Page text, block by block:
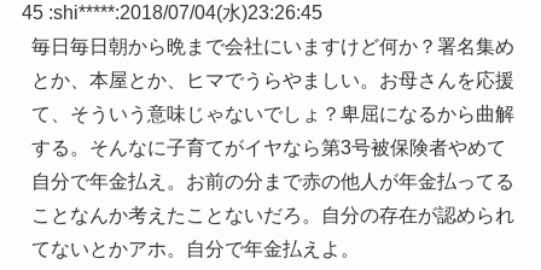
45 :shi*****:2018/07/04(水)23:26:45
毎日毎日朝から晩まで会社にいますけど何か？署名集め
とか、本屋とか、ヒマでうらやましい。お母さんを応援
て、そういう意味じゃないでしょ？卑屈になるから曲解
する。そんなに子育てがイヤなら第3号被保険者やめて
自分で年金払え。お前の分まで赤の他人が年金払ってる
ことなんか考えたことないだろ。自分の存在が認められ
てないとかアホ。自分で年金払えよ。